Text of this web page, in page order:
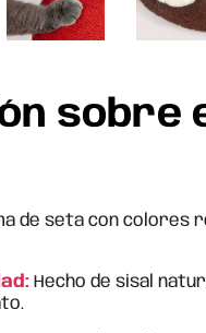
sobre
de seta con colores
Hecho de sisal